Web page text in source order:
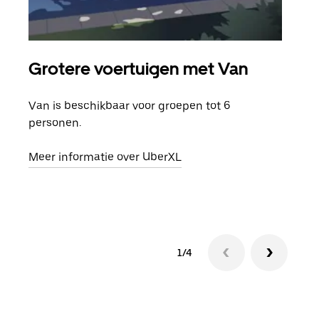
Grotere voertuigen met Van
Van is beschikbaar voor groepen tot 6
personen.
Meer informatie over UberXL
1/4